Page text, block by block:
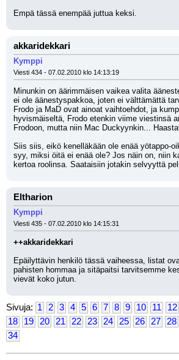
Empä tässä enempää juttua keksi.
akkaridekkari
Kymppi
Viesti 434 - 07.02.2010 klo 14:13:19
Minunkin on äärimmäisen vaikea valita
ei ole äänestyspakkoa, joten ei välttämättä
Frodo ja MaD ovat ainoat vaihtoehdot, ja
hyvismäiseltä, Frodo etenkin viime viestinsä
Frodoon, mutta niin Mac Duckyynkin...
Siis siis, eikö kenelläkään ole enää yötappo-
syy, miksi öitä ei enää ole? Jos näin on, niin
kertoa roolinsa. Saataisiin jotakin selvyyttä
Eltharion
Kymppi
Viesti 435 - 07.02.2010 klo 14:15:31
++akkaridekkari
Epäilyttävin henkilö tässä vaiheessa, listat
pahisten hommaa ja sitäpaitsi tarvitsemme
vievät koko jutun.
Sivuja: 1 2 3 4 5 6 7 8 9 10 11 12
18
19 20 21 22 23 24 25 26 27 28
34